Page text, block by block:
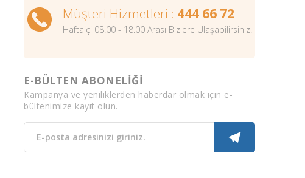
Müşteri Hizmetleri : 444 66 72
Haftaiçi 08.00 - 18.00 Arası Bizlere Ulaşabilirsiniz.
E-BÜLTEN ABONELİĞİ
Kampanya ve yeniliklerden haberdar olmak için e-
bültenimize kayıt olun.